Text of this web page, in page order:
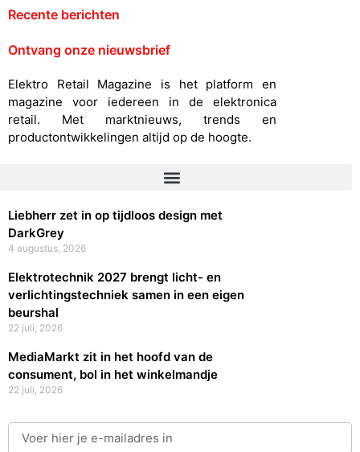
Recente berichten
Ontvang onze nieuwsbrief
Elektro Retail Magazine is het platform en
magazine voor iedereen in de elektronica
retail. Met marktnieuws, trends en
productontwikkelingen altijd op de hoogte.
Liebherr zet in op tijdloos design met
DarkGrey
4 augustus, 2026
Elektrotechnik 2027 brengt licht- en
verlichtingstechniek samen in een eigen
beurshal
22 juli, 2026
MediaMarkt zit in het hoofd van de
consument, bol in het winkelmandje
22 juli, 2026